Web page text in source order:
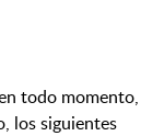
todo momento,
los siguientes